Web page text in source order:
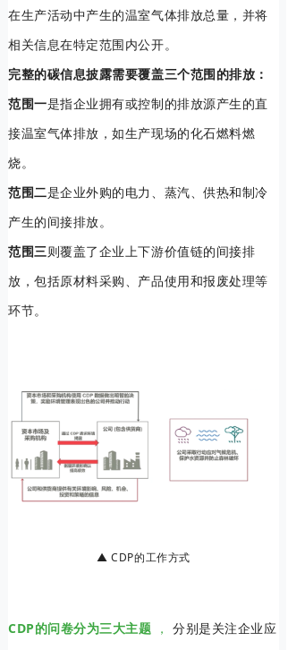
在生产活动中产生的温室气体排放总量，并将
相关信息在特定范围内公开。
完整的碳信息披露需要覆盖三个范围的排放：
范围一是指企业拥有或控制的排放源产生的直
接温室气体排放，如生产现场的化石燃料燃
烧。
范围二是企业外购的电力、蒸汽、供热和制冷
产生的间接排放。
范围三 则覆盖了企业上下游价值链的间接排
放，包括原材料采购、产品使用和报废处理等
环节。
▲ CDP的工作方式
CDP的问卷分为三大主题 ， 分别是关注企业应